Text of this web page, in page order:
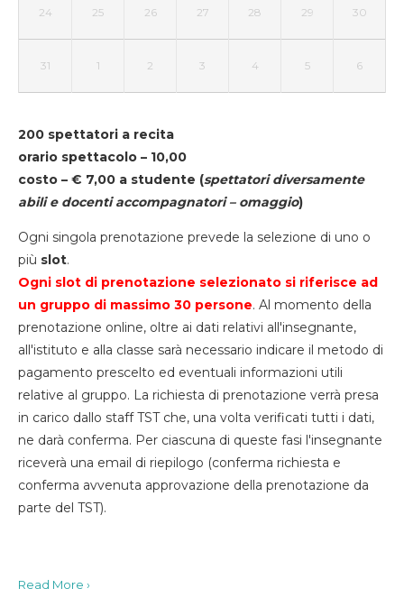
24 25 26 27 28 29 30
31 1 2 3 4 5 6
200 spettatori a recita
orario spettacolo – 10,00
costo – € 7,00 a studente (spettatori diversamente
abili e docenti accompagnatori – omaggio)
Ogni singola prenotazione prevede la selezione di uno o
più slot.
Ogni slot di prenotazione selezionato si riferisce ad
un gruppo di massimo 30 persone. Al momento della
prenotazione online, oltre ai dati relativi all'insegnante,
all'istituto e alla classe sarà necessario indicare il metodo di
pagamento prescelto ed eventuali informazioni utili
relative al gruppo. La richiesta di prenotazione verrà presa
in carico dallo staff TST che, una volta verificati tutti i dati,
ne darà conferma. Per ciascuna di queste fasi l'insegnante
riceverà una email di riepilogo (conferma richiesta e
conferma avvenuta approvazione della prenotazione da
parte del TST).
Read More ›